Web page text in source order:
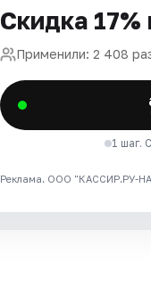
Скидка
Применили: 2 408
1 шаг.
Реклама. ООО "КАССИР.РУ-